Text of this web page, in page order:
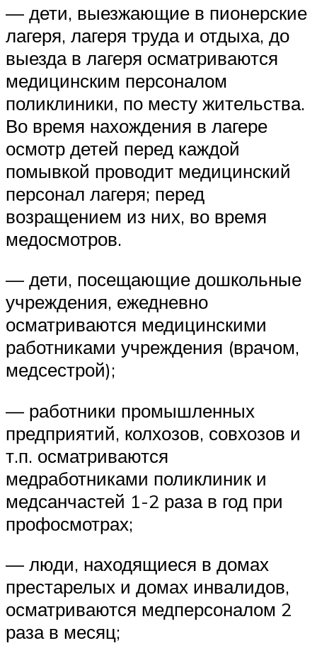
— дети, выезжающие в пионерские
лагеря, лагеря труда и отдыха, до
выезда в лагеря осматриваются
медицинским персоналом
поликлиники, по месту жительства.
Во время нахождения в лагере
осмотр детей перед каждой
помывкой проводит медицинский
персонал лагеря; перед
возращением из них, во время
медосмотров.
— дети, посещающие дошкольные
учреждения, ежедневно
осматриваются медицинскими
работниками учреждения (врачом,
медсестрой);
— работники промышленных
предприятий, колхозов, совхозов и
т.п. осматриваются
медработниками поликлиник и
медсанчастей 1-2 раза в год при
профосмотрах;
— люди, находящиеся в домах
престарелых и домах инвалидов,
осматриваются медперсоналом 2
раза в месяц;